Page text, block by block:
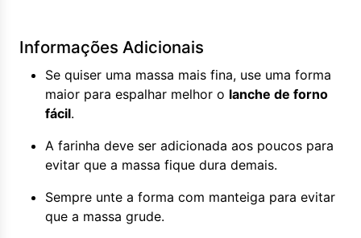
Informações Adicionais
Se quiser uma massa mais fina, use uma forma
maior para espalhar melhor o lanche de forno
fácil.
A farinha deve ser adicionada aos poucos para
evitar que a massa fique dura demais.
Sempre unte a forma com manteiga para evitar
que a massa grude.